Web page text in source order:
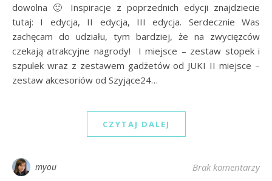
dowolna 🙂 Inspiracje z poprzednich edycji znajdziecie
tutaj: I edycja, II edycja, III edycja. Serdecznie Was
zachęcam do udziału, tym bardziej, że na zwycięzców
czekają atrakcyjne nagrody! I miejsce – zestaw stopek i
szpulek wraz z zestawem gadżetów od JUKI II miejsce –
zestaw akcesoriów od Szyjące24…
CZYTAJ DALEJ
myou Brak komentarzy